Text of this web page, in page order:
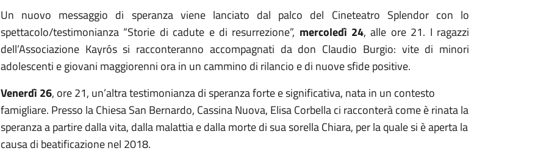
Un nuovo messaggio di speranza viene lanciato dal palco del Cineteatro Splendor con lo
spettacolo/testimonianza “Storie di cadute e di resurrezione”, mercoledì 24, alle ore 21. I ragazzi
dell’Associazione Kayrós si racconteranno accompagnati da don Claudio Burgio: vite di minori
adolescenti e giovani maggiorenni ora in un cammino di rilancio e di nuove sfide positive.
Venerdì 26, ore 21, un’altra testimonianza di speranza forte e significativa, nata in un contesto
famigliare. Presso la Chiesa San Bernardo, Cassina Nuova, Elisa Corbella ci racconterà come è rinata la
speranza a partire dalla vita, dalla malattia e dalla morte di sua sorella Chiara, per la quale si è aperta la
causa di beatificazione nel 2018.